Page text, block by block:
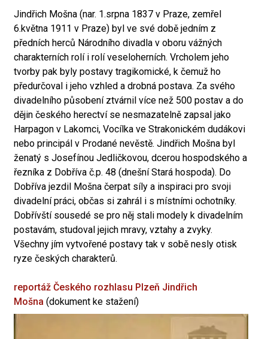
Jindřich Mošna (nar. 1.srpna 1837 v Praze, zemřel
6.května 1911 v Praze) byl ve své době jedním z
předních herců Národního divadla v oboru vážných
charakterních rolí i rolí veseloherních. Vrcholem jeho
tvorby pak byly postavy tragikomické, k čemuž ho
předurčoval i jeho vzhled a drobná postava. Za svého
divadelního působení ztvárnil více než 500 postav a do
dějin českého herectví se nesmazatelně zapsal jako
Harpagon v Lakomci, Vocílka ve Strakonickém dudákovi
nebo principál v Prodané nevěstě. Jindřich Mošna byl
ženatý s Josefínou Jedličkovou, dcerou hospodského a
řezníka z Dobříva č.p. 48 (dnešní Stará hospoda). Do
Dobříva jezdil Mošna čerpat síly a inspiraci pro svoji
divadelní práci, občas si zahrál i s místními ochotníky.
Dobřívští sousedé se pro něj stali modely k divadelním
postavám, studoval jejich mravy, vztahy a zvyky.
Všechny jím vytvořené postavy tak v sobě nesly otisk
ryze českých charakterů.
reportáž Českého rozhlasu Plzeň Jindřich
Mošna (dokument ke stažení)